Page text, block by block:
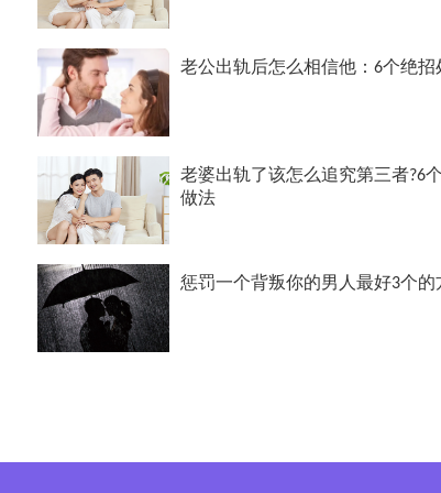
老公出轨后怎么相信他：6个绝招
老婆出轨了该怎么追究第三者?6
做法
惩罚一个背叛你的男人最好3个的